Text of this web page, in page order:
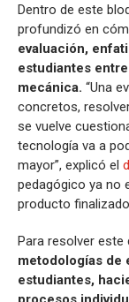
Dentro de este
profundizó en
evaluación,
estudiantes
mecánica. “Una
concretos,
se vuelve
tecnología va a
mayor”, explicó el
pedagógico ya no
producto
Para resolver este
metodologías de
estudiantes,